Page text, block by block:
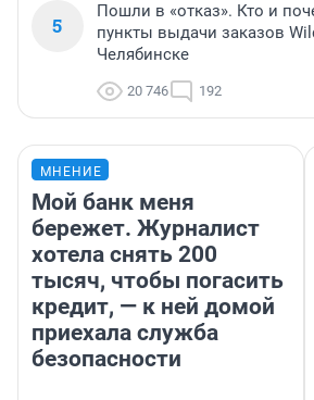
5
Пошли в «отказ». Кто и
пункты выдачи заказов
Челябинске
20 746 192
МНЕНИЕ
Мой банк меня
бережет. Журналист
хотела снять 200
тысяч, чтобы погасить
кредит, — к ней домой
приехала служба
безопасности